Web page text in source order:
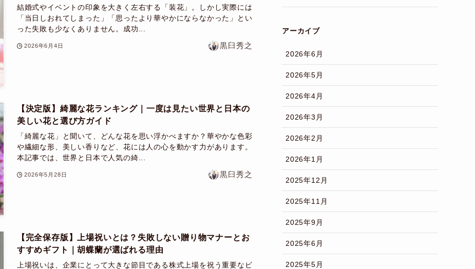
結婚式やイベントの印象を大きく左右する「装花」。しかし実際には
「当日しおれてしまった」「思ったより華やかにならなかった」とい
った失敗も少なくありません。成功...
2026年6月4日 黒臼秀之
【決定版】綺麗な花ランキング｜一度は見たい世界と日本の
美しい花と選び方ガイド
「綺麗な花」と聞いて、どんな花を思い浮かべますか？華やかな色彩
や繊細な形、美しい香りなど、花には人の心を動かす力があります。
本記事では、世界と日本で人気の綺...
2026年5月28日 黒臼秀之
【完全保存版】上場祝いとは？失敗しない贈り物マナーとお
すすめギフト｜胡蝶蘭が選ばれる理由
上場祝いは、企業にとって大きな節目である株式上場を祝う重要なビ
アーカイブ
2026年6月
2026年5月
2026年4月
2026年3月
2026年2月
2026年1月
2025年12月
2025年11月
2025年9月
2025年6月
2025年5月